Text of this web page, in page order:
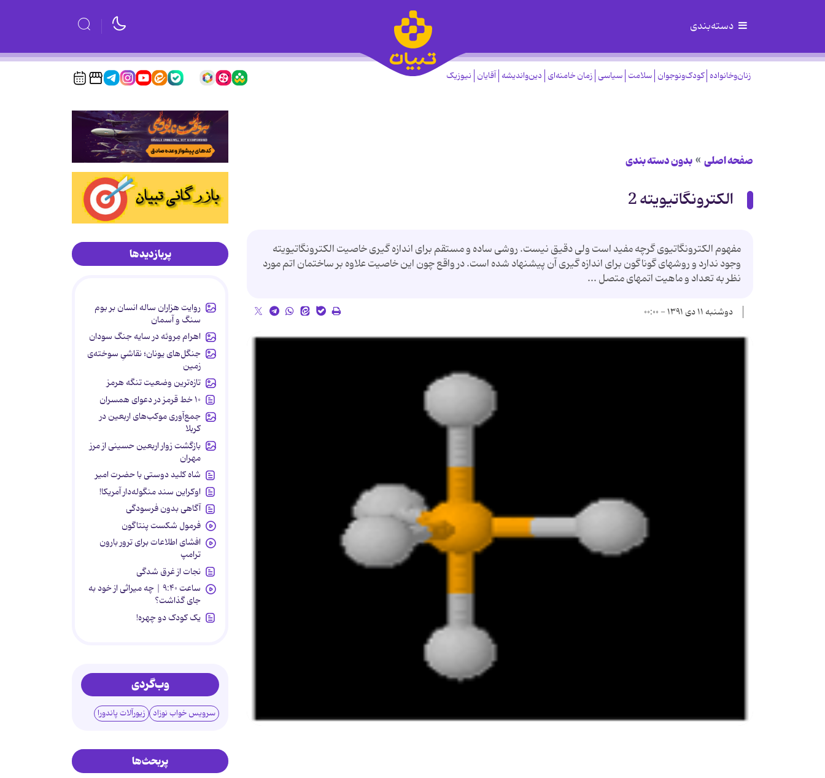
دسته‌بندی
زنان‌وخانواده کودک‌ونوجوان سلامت سیاسی زمان خامنه‌ای دین‌واندیشه آقایان نیوزیک
صفحه اصلی بدون دسته بندی
الکترونگاتیویته 2
مفهوم الکترونگاتیوی گرچه مفید است ولی دقیق نیست. روشی ساده و مستقم برای اندازه گیری خاصیت الکترونگاتیویته
وجود ندارد و روشهای گوناگون برای اندازه گیری آن پیشنهاد شده است. در واقع چون این خاصیت علاوه بر ساختمان اتم مورد
نظر به تعداد و ماهیت اتمهای متصل ...
دوشنبه ۱۱ دی ۱۳۹۱ - ۰۰:۰۰
پربازدیدها
روایت هزاران ساله انسان بر بوم
سنگ و آسمان
اهرام مِروئه در سایه جنگ سودان
جنگل‌های یونان؛ نقاشیِ سوخته‌ی
زمین
تازه‌ترین وضعیت تنگه هرمز
۱۰ خط قرمز در دعوای همسران
جمع‌آوری موکب‌های اربعین در
کربلا
بازگشت زوار اربعین حسینی از مرز
مهران
شاه کلید دوستی با حضرت امیر
اوکراین سند منگوله‌دار آمریکا!
آگاهی بدون فرسودگی
فرمول شکست پنتاگون
افشای اطلاعات برای ترور بارون
ترامپ
نجات از غرق شدگی
ساعت ۹:۴۰ | چه میراثی از خود به
جای گذاشت؟
یک کودک دو چهره!
وب‌گردی
سرویس خواب نوزاد زیورآلات پاندورا
پربحث‌ها